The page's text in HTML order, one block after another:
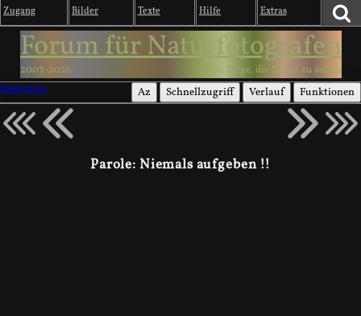
Zugang Bilder Texte Hilfe Extras
Forum für Naturfotografen
2003-2026
1000 Wege, die Natur zu sehen
Säugetiere
Az Schnellzugriff Verlauf Funktionen
Parole: Niemals aufgeben !!